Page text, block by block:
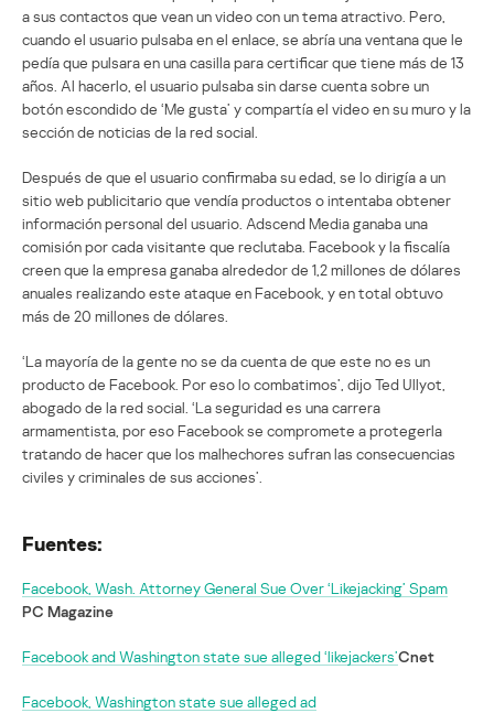
a sus contactos que vean un video con un tema atractivo. Pero,
cuando el usuario pulsaba en el enlace, se abría una ventana que le
pedía que pulsara en una casilla para certificar que tiene más de 13
años. Al hacerlo, el usuario pulsaba sin darse cuenta sobre un
botón escondido de ‘Me gusta’ y compartía el video en su muro y la
sección de noticias de la red social.
Después de que el usuario confirmaba su edad, se lo dirigía a un
sitio web publicitario que vendía productos o intentaba obtener
información personal del usuario. Adscend Media ganaba una
comisión por cada visitante que reclutaba. Facebook y la fiscalía
creen que la empresa ganaba alrededor de 1,2 millones de dólares
anuales realizando este ataque en Facebook, y en total obtuvo
más de 20 millones de dólares.
‘La mayoría de la gente no se da cuenta de que este no es un
producto de Facebook. Por eso lo combatimos’, dijo Ted Ullyot,
abogado de la red social. ‘La seguridad es una carrera
armamentista, por eso Facebook se compromete a protegerla
tratando de hacer que los malhechores sufran las consecuencias
civiles y criminales de sus acciones’.
Fuentes:
Facebook, Wash. Attorney General Sue Over ‘Likejacking’ Spam
PC Magazine
Facebook and Washington state sue alleged ‘likejackers’Cnet
Facebook, Washington state sue alleged ad